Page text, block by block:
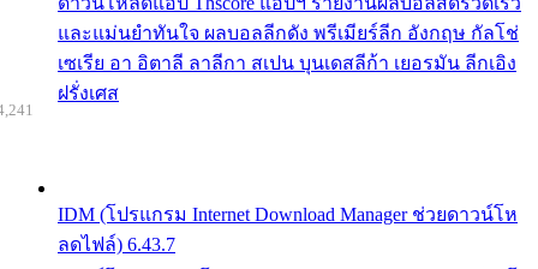
และแม่นยำทันใจ ผลบอลลีกดัง พรีเมียร์ลีก อังกฤษ กัลโช่
เซเรีย อา อิตาลี ลาลีกา สเปน บุนเดสลีก้า เยอรมัน ลีกเอิง
ฝรั่งเศส
IDM (โปรแกรม Internet Download Manager ช่วยดาวน์โห
ลดไฟล์) 6.43.7